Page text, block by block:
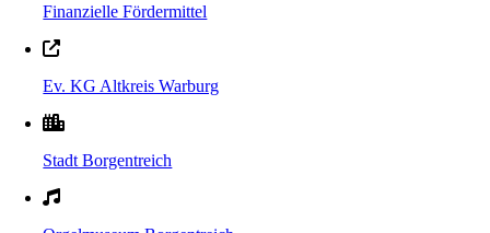
Finanzielle Fördermittel
Ev. KG Altkreis Warburg
Stadt Borgentreich